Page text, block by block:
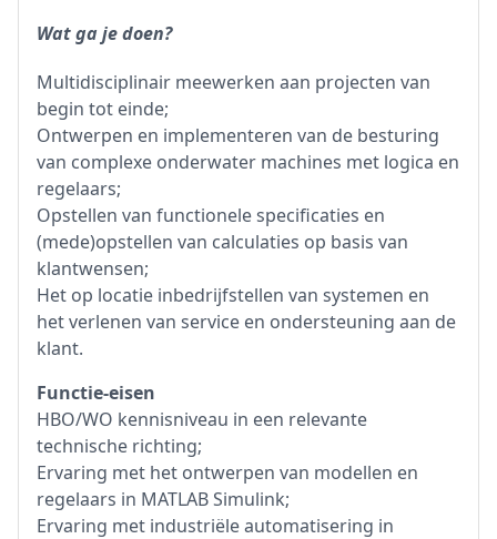
Wat ga je doen?
Multidisciplinair meewerken aan projecten van
begin tot einde;
Ontwerpen en implementeren van de besturing
van complexe onderwater machines met logica en
regelaars;
Opstellen van functionele specificaties en
(mede)opstellen van calculaties op basis van
klantwensen;
Het op locatie inbedrijfstellen van systemen en
het verlenen van service en ondersteuning aan de
klant.
Functie-eisen
HBO/WO kennisniveau in een relevante
technische richting;
Ervaring met het ontwerpen van modellen en
regelaars in MATLAB Simulink;
Ervaring met industriële automatisering in